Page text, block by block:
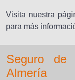
Visita nuestra
para más
Seguro de
Almería